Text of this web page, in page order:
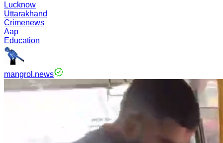
Lucknow
Uttarakhand
Crimenews
Aap
Education
mangrol.news